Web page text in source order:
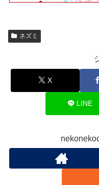
ネズミ
X
LINE